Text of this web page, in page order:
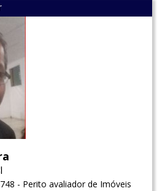
- Perito avaliador de Imóveis